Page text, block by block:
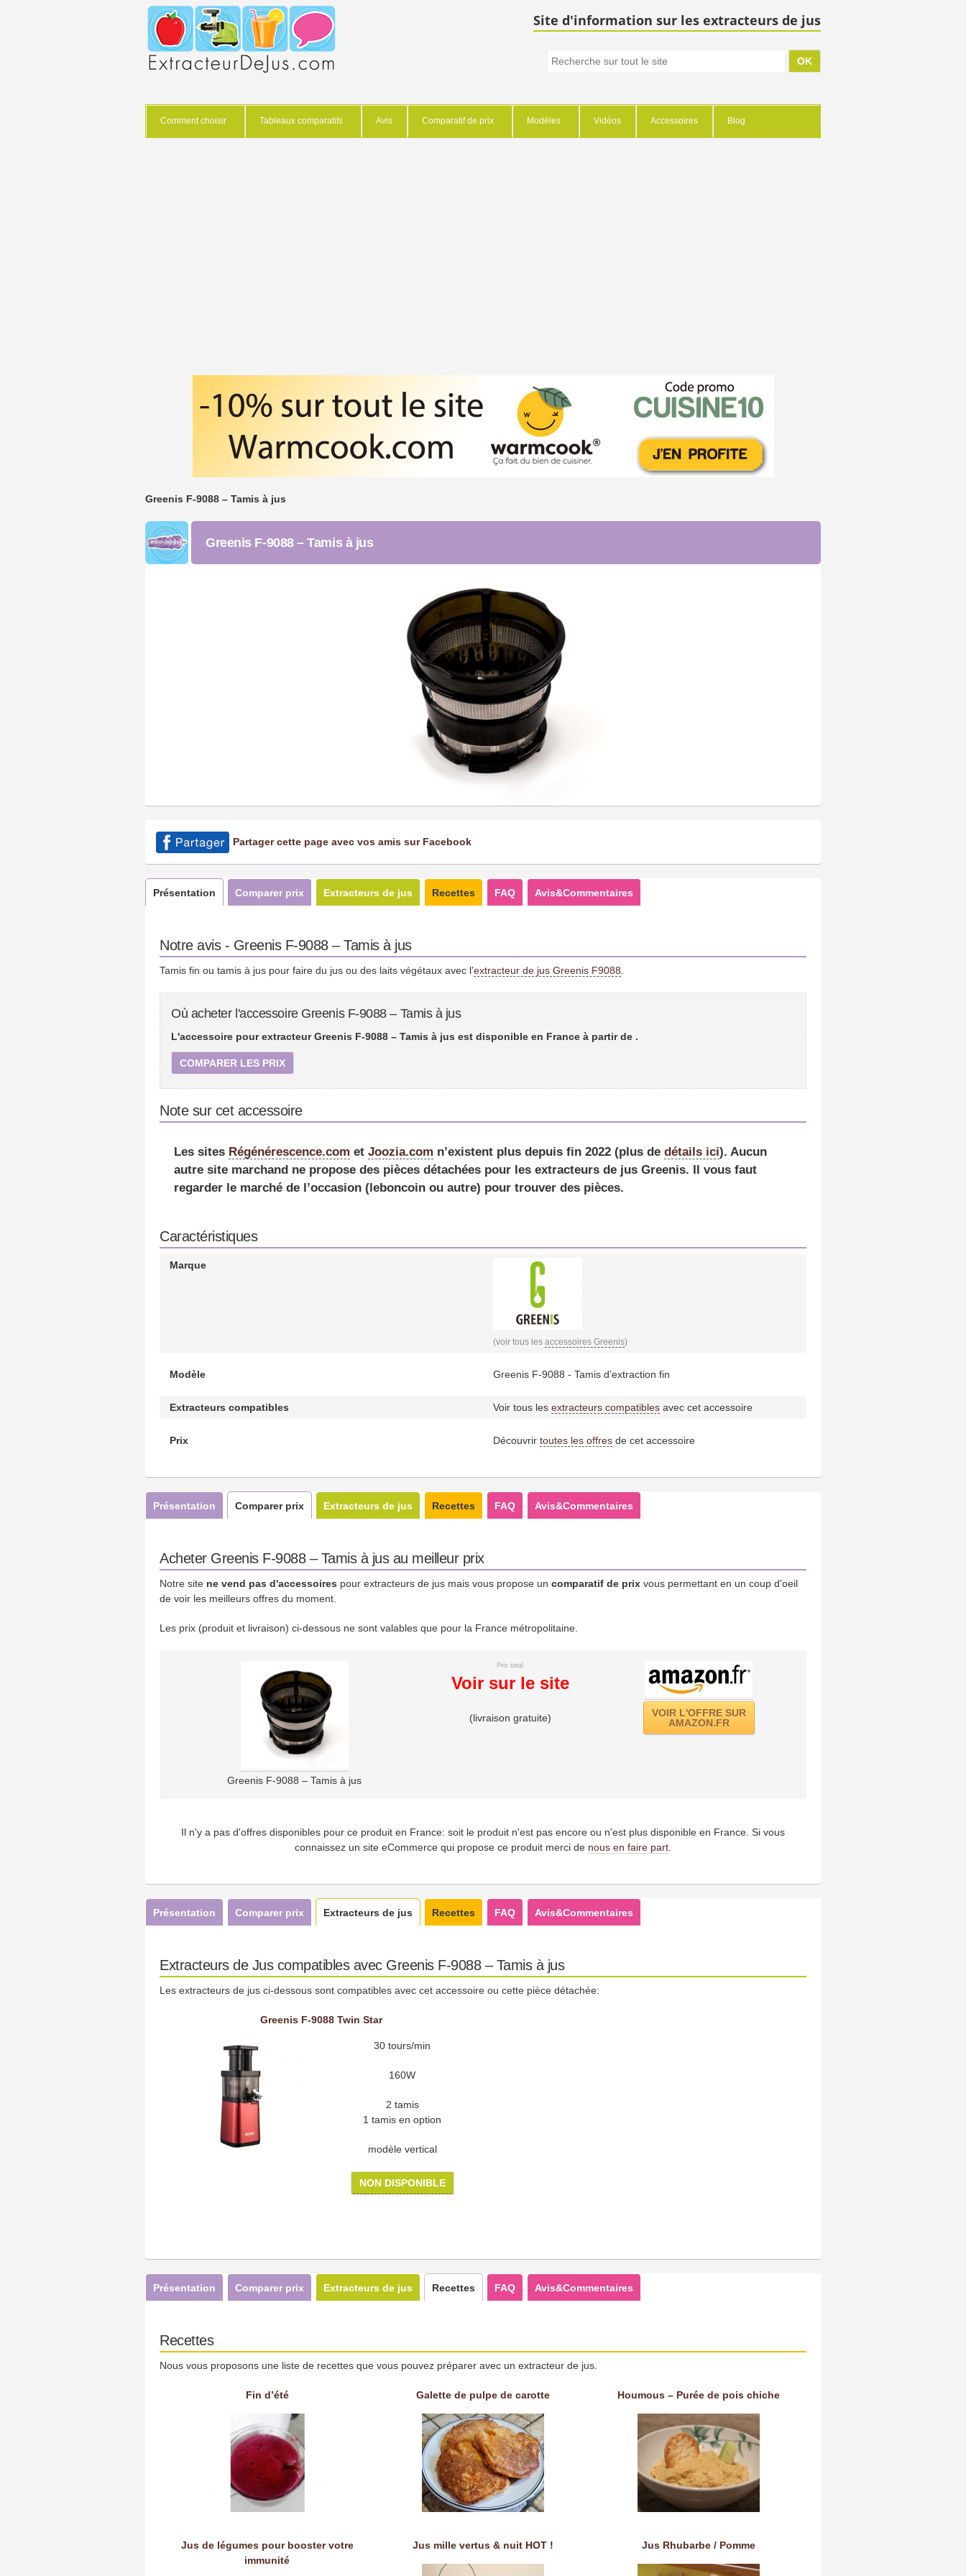
Site d'information sur les extracteurs de jus
Comment choisir Tableaux comparatifs Avis Comparatif de prix Modèles Vidéos Accessoires Blog
Greenis F-9088 – Tamis à jus
Greenis F-9088 – Tamis à jus
Partager cette page avec vos amis sur Facebook
Présentation Comparer prix Extracteurs de jus Recettes FAQ Avis&Commentaires
Notre avis - Greenis F-9088 – Tamis à jus
Tamis fin ou tamis à jus pour faire du jus ou des laits végétaux avec l’extracteur de jus Greenis F9088
Où acheter l'accessoire Greenis F-9088 – Tamis à jus
L'accessoire pour extracteur Greenis F-9088 – Tamis à jus est disponible en France à partir de .
COMPARER LES PRIX
Note sur cet accessoire
Les sites Régénérescence.com et Joozia.com n’existent plus depuis fin 2022 (plus de détails ici). Aucun
autre site marchand ne propose des pièces détachées pour les extracteurs de jus Greenis. Il vous faut
regarder le marché de l’occasion (leboncoin ou autre) pour trouver des pièces.
Caractéristiques
Marque
(voir tous les accessoires Greenis)
Modèle Greenis F-9088 - Tamis d’extraction fin
Extracteurs compatibles Voir tous les extracteurs compatiblesavec cet accessoire
Prix Découvrir toutes les offresde cet accessoire
Présentation Comparer prix Extracteurs de jus Recettes FAQ Avis&Commentaires
Acheter Greenis F-9088 – Tamis à jus au meilleur prix
Notre site ne vend pas d'accessoires pour extracteurs de jus mais vous propose un comparatif de prix vous permettant en un coup d'oeil
de voir les meilleurs offres du moment.
Les prix (produit et livraison) ci-dessous ne sont valables que pour la France métropolitaine.
Greenis F-9088 – Tamis à jus
Prix total
Voir sur le site
(livraison gratuite)
VOIR L'OFFRE SUR
AMAZON.FR
Il n'y a pas d'offres disponibles pour ce produit en France: soit le produit n'est pas encore ou n'est plus disponible en France. Si vous
connaissez un site eCommerce qui propose ce produit merci de nous en faire part
Présentation Comparer prix Extracteurs de jus Recettes FAQ Avis&Commentaires
Extracteurs de Jus compatibles avec Greenis F-9088 – Tamis à jus
Les extracteurs de jus ci-dessous sont compatibles avec cet accessoire ou cette pièce détachée:
Greenis F-9088 Twin Star
30 tours/min
160W
2 tamis
1 tamis en option
modèle vertical
NON DISPONIBLE
Présentation Comparer prix Extracteurs de jus Recettes FAQ Avis&Commentaires
Recettes
Nous vous proposons une liste de recettes que vous pouvez préparer avec un extracteur de jus.
Fin d’été Galette de pulpe de carotte Houmous – Purée de pois chiche
Jus de légumes pour booster votre
immunité
Jus mille vertus & nuit HOT ! Jus Rhubarbe / Pomme